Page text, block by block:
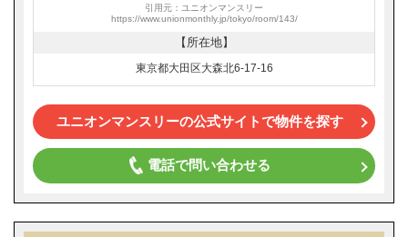
引用元：ユニオンマンスリー
https://www.unionmonthly.jp/tokyo/room/143/
【所在地】
東京都大田区大森北6-17-16
ユニオンマンスリーの公式サイトで物件を探す
電話で問い合わせる